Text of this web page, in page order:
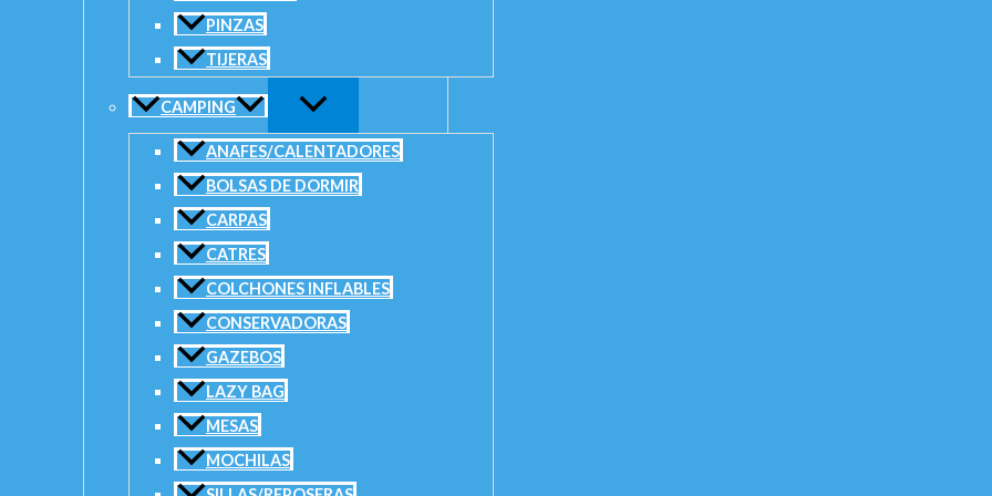
PINZAS
TIJERAS
CAMPING
ANAFES/CALENTADORES
BOLSAS DE DORMIR
CARPAS
CATRES
COLCHONES INFLABLES
CONSERVADORAS
GAZEBOS
LAZY BAG
MESAS
MOCHILAS
CARRITO
Categorías:Accesorios, Sombrillas
Añadir a la lista de deseos